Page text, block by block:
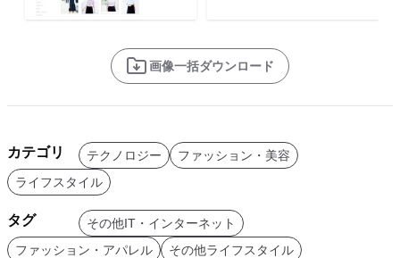
画像一括ダウンロード
カテゴリ テクノロジー
ファッション・美容
ライフスタイル
タグ
その他IT・インターネット
ファッション・アパレル
その他ライフスタイル